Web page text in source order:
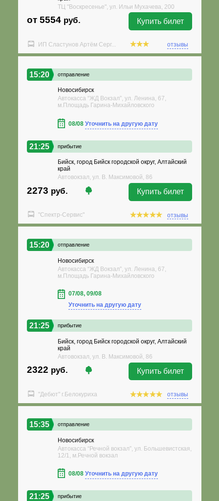
ТЦ "Воскресенье", ул. Ильи Мухачева, 200
от 5554 руб. Купить билет
ИП Сластунов Артём Серг... отзывы
15:20 отправление
Новосибирск
Автокасса “ЖД Вокзал”, ул. Ленина, 67,
м.Площадь Гарина-Михайловского
08/08 Уточнить на другую дату
21:25 прибытие
Бийск, город Бийск городской округ, Алтайский
край
Автовокзал, ул. В. Максимовой, 86
2273 руб. Купить билет
"Спектр-Сервис" отзывы
15:20 отправление
Новосибирск
Автокасса “ЖД Вокзал”, ул. Ленина, 67,
м.Площадь Гарина-Михайловского
07/08, 09/08
Уточнить на другую дату
21:25 прибытие
Бийск, город Бийск городской округ, Алтайский
край
Автовокзал, ул. В. Максимовой, 86
2322 руб. Купить билет
"Дебют" г.Белокуриха отзывы
15:35 отправление
Новосибирск
Автокасса “Речной вокзал”, ул. Большевистская,
12/1, м.Речной вокзал
08/08 Уточнить на другую дату
21:25 прибытие